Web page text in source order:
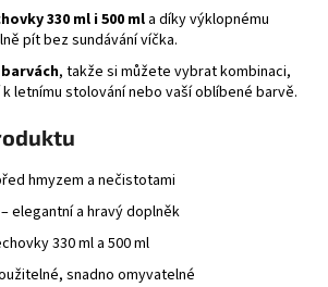
330 ml i 500 ml a díky výklopnému
pít bez sundávání víčka.
, takže si můžete vybrat kombinaci,
letnímu stolování nebo vaší oblíbené barvě.
hmyzem a nečistotami
elegantní a hravý doplněk
330 ml a 500 ml
snadno omyvatelné